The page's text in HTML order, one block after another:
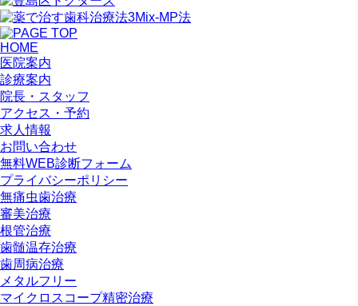
HOME
医院案内
診療案内
院長・スタッフ
アクセス・予約
求人情報
お問い合わせ
無料WEB診断フォーム
プライバシーポリシー
無痛虫歯治療
審美治療
根管治療
歯髄温存治療
歯周病治療
メタルフリー
マイクロスコープ精密治療